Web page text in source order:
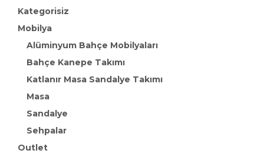
Kategorisiz
Mobilya
Alüminyum Bahçe Mobilyaları
Bahçe Kanepe Takımı
Katlanır Masa Sandalye Takımı
Masa
Sandalye
Sehpalar
Outlet